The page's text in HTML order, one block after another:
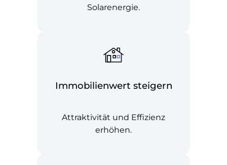
Solarenergie.
Immobilienwert steigern
Attraktivität und Effizienz
erhöhen.